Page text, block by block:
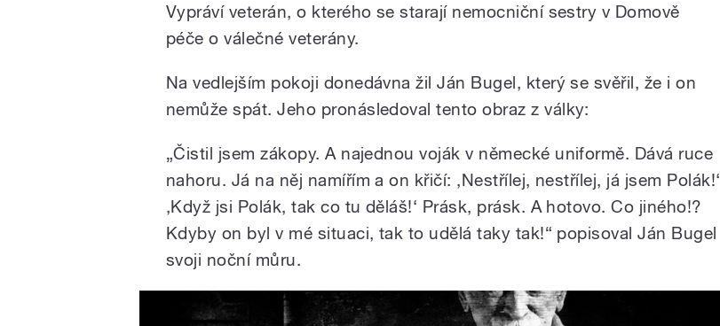
pause
Vypráví veterán, o kterého se starají nemocniční sestry v Domově
péče o válečné veterány.
Na vedlejším pokoji donedávna žil Ján Bugel, který se svěřil, že i on
nemůže spát. Jeho pronásledoval tento obraz z války:
„Čistil jsem zákopy. A najednou voják v německé uniformě. Dává ruce
nahoru. Já na něj namířím a on křičí: ,Nestřílej, nestřílej, já jsem Polák!‘
,Když jsi Polák, tak co tu děláš!‘ Prásk, prásk. A hotovo. Co jiného!?
Kdyby on byl v mé situaci, tak to udělá taky tak!“ popisoval Ján Bugel
svoji noční můru.